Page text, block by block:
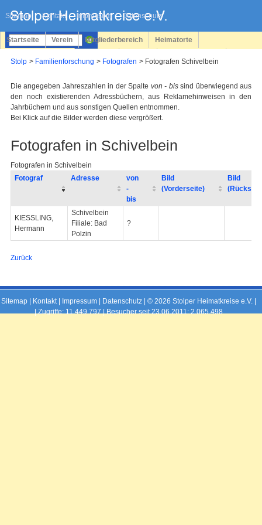
Sitemap Kontakt Impressum Datenschutz
überspringen
Startseite Verein Mitgliederbereich Heimatorte
Stolp Familienforschung Fotografen Fotografen Schivelbein
Die angegeben Jahreszahlen in der Spalte von - bissind überwiegend aus
den noch existierenden Adressbüchern, aus Reklamehinweisen in den
Jahrbüchern und aus sonstigen Quellen entnommen.
Bei Klick auf die Bilder werden diese vergrößert.
Fotografen in Schivelbein
Fotografen in Schivelbein
Fotograf
Adresse
von
-
bis
Bild
(Vorderseite)
Bild
KIESSLING,
Hermann
Schivelbein
Filiale: Bad
Polzin
?
Zurück
Sitemap| Kontakt| Impressum| Datenschutz| © 2026 Stolper Heimatkreise e.V. |
|Zugriffe: 11.449.797 | Besucher seit 23.06.2011: 2.065.498